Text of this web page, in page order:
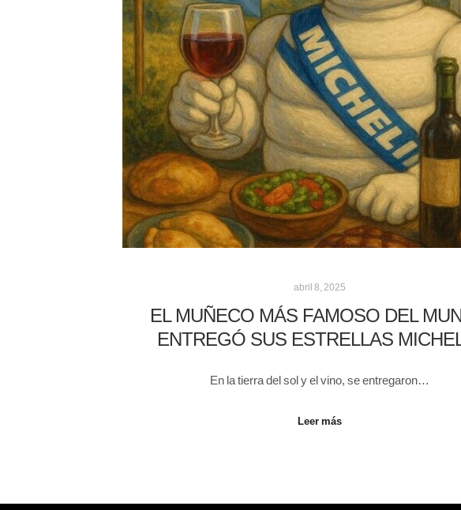
abril 8, 2025
EL MUÑECO MÁS FAMOSO DEL
ENTREGÓ SUS ESTRELLAS
En la tierra del sol y el vino, se entregaron…
Leer más